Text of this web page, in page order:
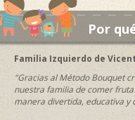
Por
Familia Izquierdo de
"Gracias al Método Bouquet
nuestra familia de comer
manera divertida, educativa y